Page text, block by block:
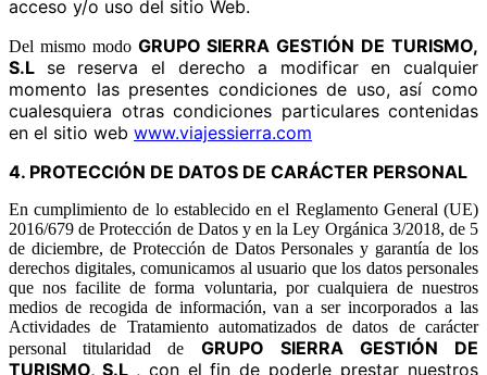
acceso y/o uso del sitio Web.
Del mismo modo GRUPO SIERRA GESTIÓN DE TURISMO,
S.L se reserva el derecho a modificar en cualquier
momento las presentes condiciones de uso, así como
cualesquiera otras condiciones particulares contenidas
en el sitio web www.viajessierra.com
4. PROTECCIÓN DE DATOS DE CARÁCTER PERSONAL
En cumplimiento de lo establecido en el Reglamento General (UE)
2016/679 de Protección de Datos y en la Ley Orgánica 3/2018, de 5
de diciembre, de Protección de Datos Personales y garantía de los
derechos digitales, comunicamos al usuario que los datos personales
que nos facilite de forma voluntaria, por cualquiera de nuestros
medios de recogida de información, van a ser incorporados a las
Actividades de Tratamiento automatizados de datos de carácter
personal titularidad de GRUPO SIERRA GESTIÓN DE
TURISMO, S.L , con el fin de poderle prestar nuestros